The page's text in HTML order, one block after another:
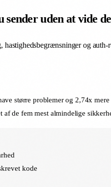
uden at vide
og auth-
større problemer og 2,74x
de fem mest almindelige
kode